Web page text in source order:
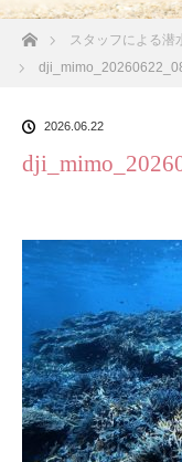
ホームスタッフによる潜
2026.06.22